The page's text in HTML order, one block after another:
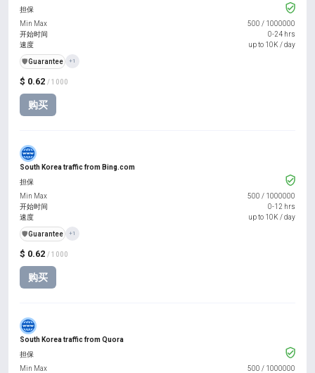
$ 0.62 / 1000
购买
担保
Min Max
500 / 1000000
开始时间
0-24 hrs
速度
up to 10K / day
️🛡️Guarantee +1
South Korea traffic from Bing.com
$ 0.62 / 1000
购买
担保
Min Max
500 / 1000000
开始时间
0-12 hrs
速度
up to 10K / day
️🛡️Guarantee +1
South Korea traffic from Quora
担保
Min Max
500 / 1000000